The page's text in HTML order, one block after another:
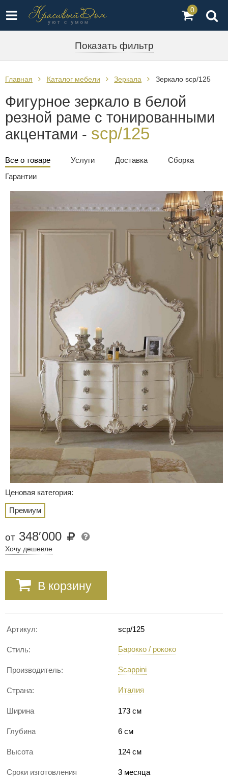
0
Показать фильтр
Главная Каталог мебели Зеркала Зеркало scp/125
Фигурное зеркало в белой
резной раме с тонированными
акцентами - scp/125
Все о товаре Услуги Доставка
Сборка
Гарантии
Ценовая категория:
Премиум
от 348′000
Хочу дешевле
В корзину
Артикул: scp/125
Стиль: Барокко / рококо
Производитель: Scappini
Страна: Италия
Ширина 173 см
Глубина 6 см
Высота 124 см
Сроки изготовления 3 месяца